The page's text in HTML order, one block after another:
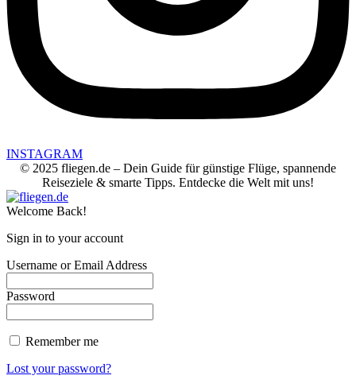
INSTAGRAM
© 2025 fliegen.de – Dein Guide für günstige Flüge, spannende
Reiseziele & smarte Tipps. Entdecke die Welt mit uns!
Welcome Back!
Sign in to your account
Username or Email Address
Password
Remember me
Lost your password?